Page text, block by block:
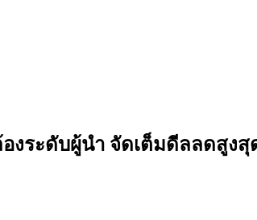
งระดับผู้นำ จัดเต็มดีลลดสูง